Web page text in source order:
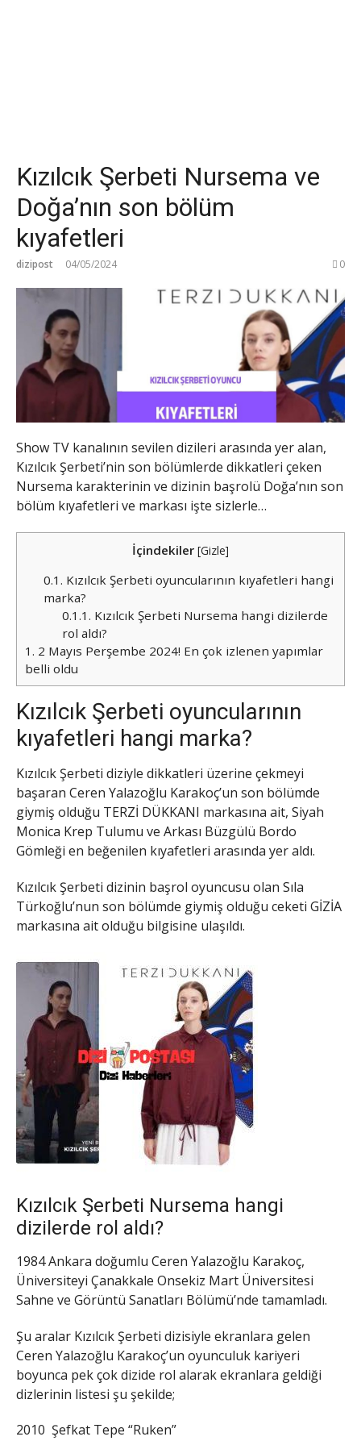
Kızılcık Şerbeti Nursema ve
Doğa’nın son bölüm
kıyafetleri
dizipost 04/05/2024 0
Show TV kanalının sevilen dizileri arasında yer alan,
Kızılcık Şerbeti’nin son bölümlerde dikkatleri çeken
Nursema karakterinin ve dizinin başrolü Doğa’nın son
bölüm kıyafetleri ve markası işte sizlerle…
İçindekiler [Gizle]
0.1. Kızılcık Şerbeti oyuncularının kıyafetleri hangi
marka?
0.1.1. Kızılcık Şerbeti Nursema hangi dizilerde
rol aldı?
1. 2 Mayıs Perşembe 2024! En çok izlenen yapımlar
belli oldu
Kızılcık Şerbeti oyuncularının
kıyafetleri hangi marka?
Kızılcık Şerbeti diziyle dikkatleri üzerine çekmeyi
başaran Ceren Yalazoğlu Karakoç’un son bölümde
giymiş olduğu TERZİ DÜKKANI markasına ait, Siyah
Monica Krep Tulumu ve Arkası Büzgülü Bordo
Gömleği en beğenilen kıyafetleri arasında yer aldı.
Kızılcık Şerbeti dizinin başrol oyuncusu olan Sıla
Türkoğlu’nun son bölümde giymiş olduğu ceketi GİZİA
markasına ait olduğu bilgisine ulaşıldı.
Kızılcık Şerbeti Nursema hangi
dizilerde rol aldı?
1984 Ankara doğumlu Ceren Yalazoğlu Karakoç,
Üniversiteyi Çanakkale Onsekiz Mart Üniversitesi
Sahne ve Görüntü Sanatları Bölümü’nde tamamladı.
Şu aralar Kızılcık Şerbeti dizisiyle ekranlara gelen
Ceren Yalazoğlu Karakoç’un oyunculuk kariyeri
boyunca pek çok dizide rol alarak ekranlara geldiği
dizlerinin listesi şu şekilde;
2010 Şefkat Tepe “Ruken”